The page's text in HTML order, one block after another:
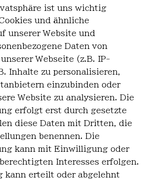
Person - klicken Sie
ist uns wichtig
und ähnliche
unserer Website und
Daten von
Webseite (z.B. IP-
Inhalte zu personalisieren,
einzubinden oder
Website zu analysieren. Die
erfolgt erst durch gesetzte
diese Daten mit Dritten, die
benennen. Die
kann mit Einwilligung oder
Interesses erfolgen.
kann erteilt oder abgelehnt